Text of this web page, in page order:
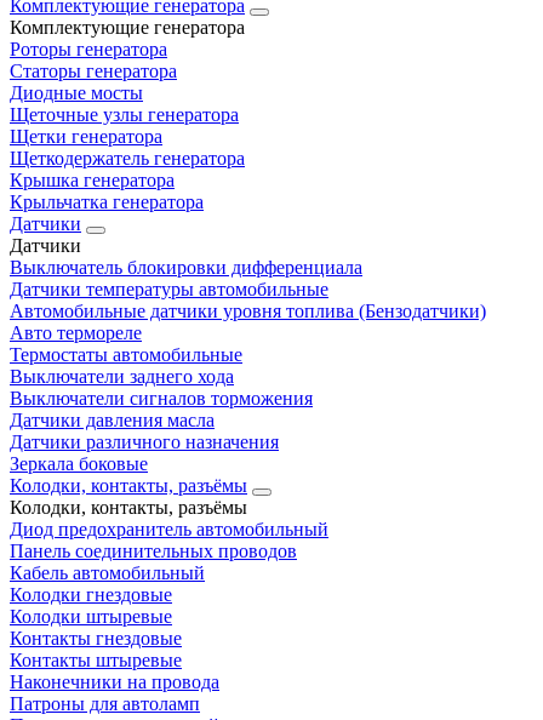
Комплектующие генератора
Комплектующие генератора
Роторы генератора
Статоры генератора
Диодные мосты
Щеточные узлы генератора
Щетки генератора
Щеткодержатель генератора
Крышка генератора
Крыльчатка генератора
Датчики
Датчики
Выключатель блокировки дифференциала
Датчики температуры автомобильные
Автомобильные датчики уровня топлива (Бензодатчики)
Авто термореле
Термостаты автомобильные
Выключатели заднего хода
Выключатели сигналов торможения
Датчики давления масла
Датчики различного назначения
Зеркала боковые
Колодки, контакты, разъёмы
Колодки, контакты, разъёмы
Диод предохранитель автомобильный
Панель соединительных проводов
Кабель автомобильный
Колодки гнездовые
Колодки штыревые
Контакты гнездовые
Контакты штыревые
Наконечники на провода
Патроны для автоламп